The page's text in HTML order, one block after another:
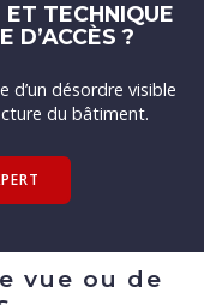
ET TECHNIQUE
D’ACCÈS ?
d’un désordre visible
du bâtiment.
vue ou de